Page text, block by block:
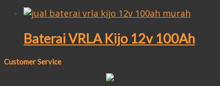
Baterai VRLA Kijo 12v 100Ah
Customer Service